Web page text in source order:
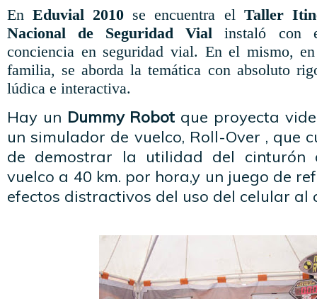
EnEduvial 2010 se encuentra el Taller
Nacional de Seguridad Vial instaló con
conciencia en seguridad vial. En el mismo,
familia, se aborda la temática con absoluto
lúdica e interactiva.
Hay un Dummy Robot que proyecta
un simulador de vuelco, Roll-Over , que
de demostrar la utilidad del cinturón
vuelco a 40 km. por hora,y un juego de
efectos distractivos del uso del celular al